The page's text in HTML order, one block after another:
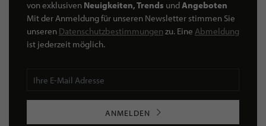
von exklusiven Neuigkeiten, Trends undAngeboten
Mit der Anmeldung für unseren Newsletter stimmen Sie
unseren Datenschutzbestimmungen zu. Eine Abmeldung
ist jederzeit möglich.
ANMELDEN